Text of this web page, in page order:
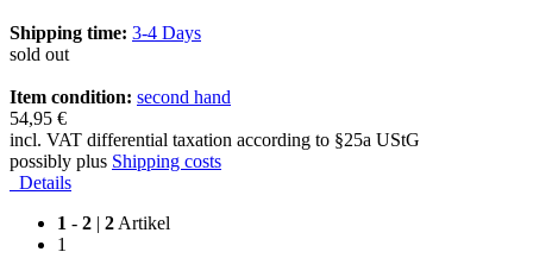
Shipping time: 3-4 Days
sold out
Item condition: second hand
54,95 €
incl. VAT differential taxation according to §25a UStG
possibly plus Shipping costs
Details
1 - 2 | 2 Artikel
1